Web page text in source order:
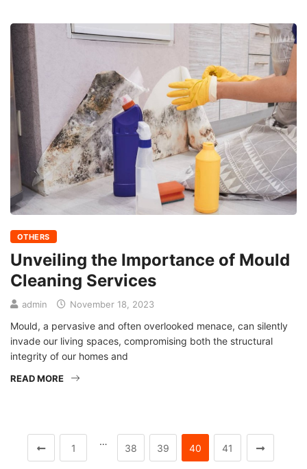
OTHERS
Unveiling the Importance of Mould
Cleaning Services
admin November 18, 2023
Mould, a pervasive and often overlooked menace, can silently
invade our living spaces, compromising both the structural
integrity of our homes and
READ MORE
1
…
38 39 40 41